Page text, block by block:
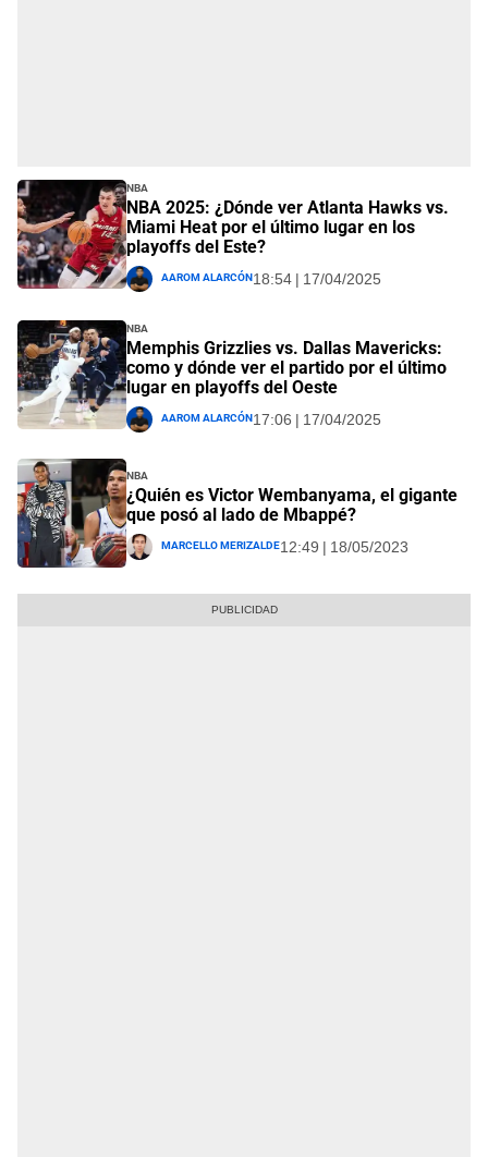
NBA
NBA 2025: ¿Dónde ver Atlanta Hawks vs.
Miami Heat por el último lugar en los
playoffs del Este?
Aarom Alarcón18:54 | 17/04/2025
NBA
Memphis Grizzlies vs. Dallas Mavericks:
como y dónde ver el partido por el último
lugar en playoffs del Oeste
Aarom Alarcón17:06 | 17/04/2025
NBA
¿Quién es Victor Wembanyama, el gigante
que posó al lado de Mbappé?
Marcello Merizalde12:49 | 18/05/2023